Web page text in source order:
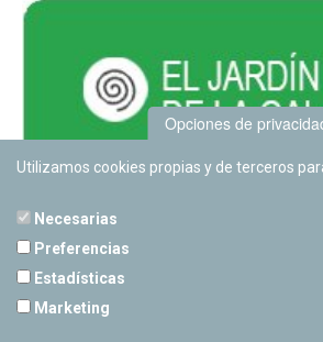
Opciones de
Utilizamos cookies propias y de terceros
Necesarias
Preferencias
Estadísticas
Marketing